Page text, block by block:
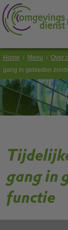
Home Menu Over
gang in gebieden
gang in
functie